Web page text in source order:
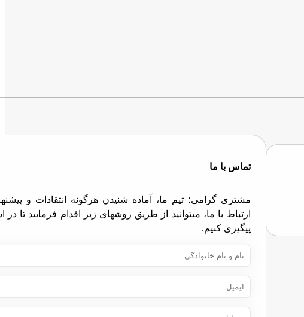
تماس با ما
مشتری گرامی؛ تیم ما، آماده شنیدن هرگونه انتقادات و
ارتباط با ما، میتوانید از طریق روشهای زیر اقدام فرمایید تا
پیگیری کنیم.